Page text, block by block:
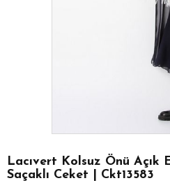
Lacıvert Kolsuz Önü Açık
Saçaklı Ceket | Ckt13583